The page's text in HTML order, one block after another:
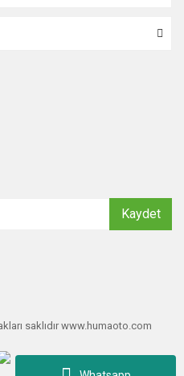
Kaydet
saklıdır www.humaoto.com